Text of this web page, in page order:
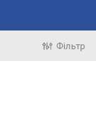
Фільтр